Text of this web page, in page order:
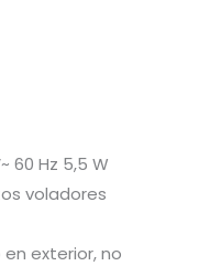
60 Hz 5,5 W
voladores
exterior, no